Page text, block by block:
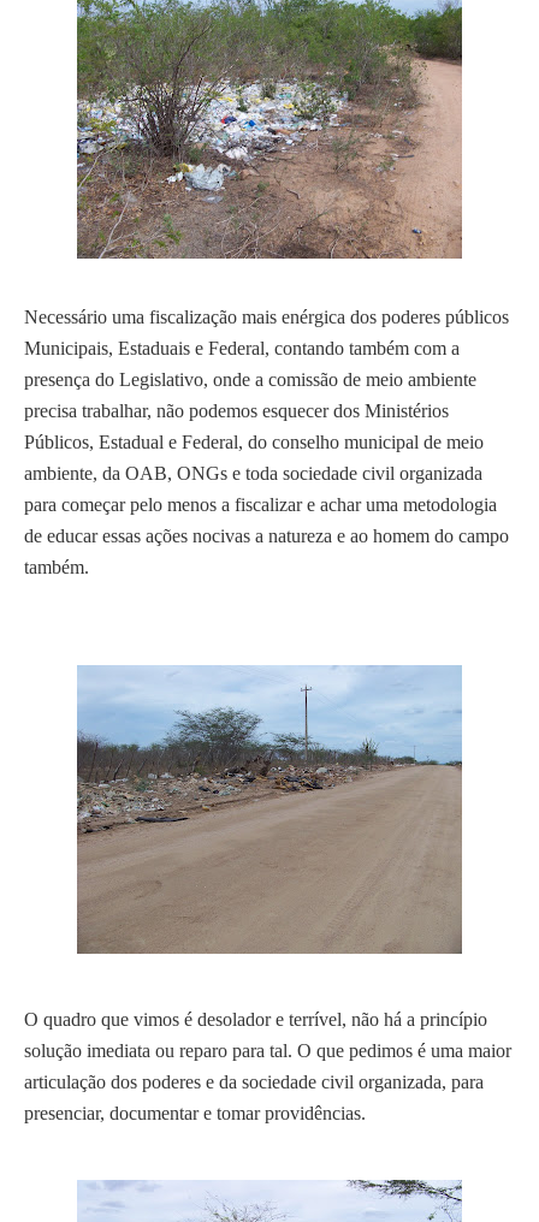
Necessário uma fiscalização mais enérgica dos poderes públicos
Municipais, Estaduais e Federal, contando também com a
presença do Legislativo, onde a comissão de meio ambiente
precisa trabalhar, não podemos esquecer dos Ministérios
Públicos, Estadual e Federal, do conselho municipal de meio
ambiente, da OAB, ONGs e toda sociedade civil organizada
para começar pelo menos a fiscalizar e achar uma metodologia
de educar essas ações nocivas a natureza e ao homem do campo
também.
O quadro que vimos é desolador e terrível, não há a princípio
solução imediata ou reparo para tal. O que pedimos é uma maior
articulação dos poderes e da sociedade civil organizada, para
presenciar, documentar e tomar providências.